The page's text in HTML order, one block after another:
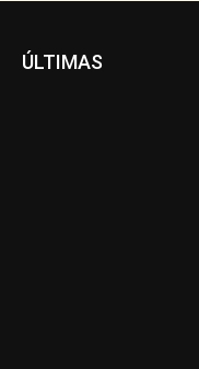
ÚLTIMAS